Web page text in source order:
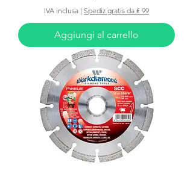
IVA inclusa | Spediz gratis da € 99
Aggiungi al carrello